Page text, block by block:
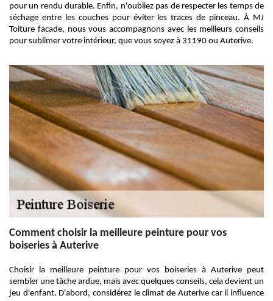
pour un rendu durable. Enfin, n'oubliez pas de respecter les temps de
séchage entre les couches pour éviter les traces de pinceau. À MJ
Toiture facade, nous vous accompagnons avec les meilleurs conseils
pour sublimer votre intérieur, que vous soyez à 31190 ou Auterive.
Comment choisir la meilleure peinture pour vos
boiseries à Auterive
Choisir la meilleure peinture pour vos boiseries à Auterive peut
sembler une tâche ardue, mais avec quelques conseils, cela devient un
jeu d'enfant. D'abord, considérez le climat de Auterive car il influence